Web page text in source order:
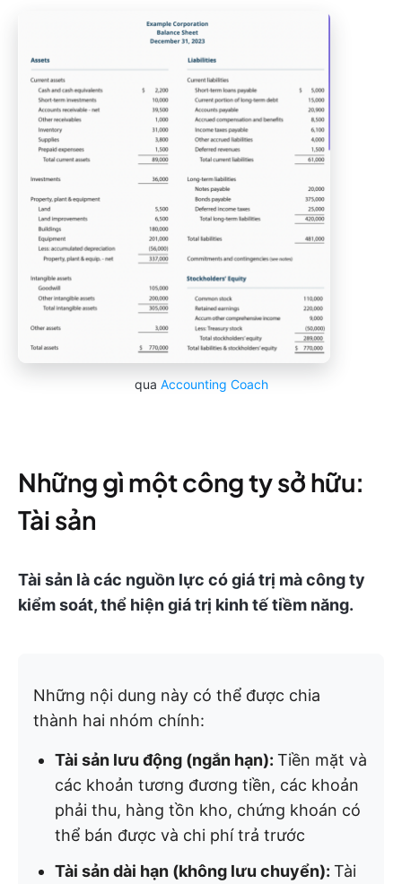
qua Accounting Coach
Những gì một công ty sở hữu:
Tài sản
Tài sản là các nguồn lực có giá trị mà công ty
kiểm soát, thể hiện giá trị kinh tế tiềm năng.
Những nội dung này có thể được chia
thành hai nhóm chính:
Tài sản lưu động (ngắn hạn): Tiền mặt và
các khoản tương đương tiền, các khoản
phải thu, hàng tồn kho, chứng khoán có
thể bán được và chi phí trả trước
Tài sản dài hạn (không lưu chuyển): Tài